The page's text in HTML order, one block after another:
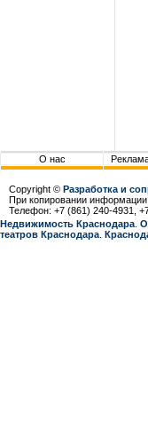
О нас
Copyright © Разработка и
При копировании
Телефон: +7 (861) 240-4931,
Недвижимость Краснодара
театров Краснодара